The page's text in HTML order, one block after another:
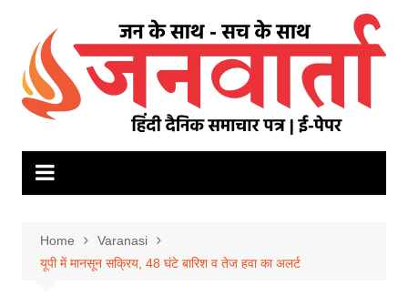
content
Home
Varanasi
यूपी में मानसून सक्रिय, 48 घंटे बारिश व तेज हवा का अलर्ट